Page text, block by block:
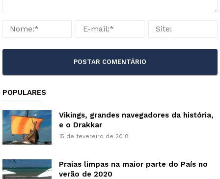
POPULARES
Vikings, grandes navegadores da história,
e o Drakkar
15 de fevereiro de 2018
Praias limpas na maior parte do País no
verão de 2020